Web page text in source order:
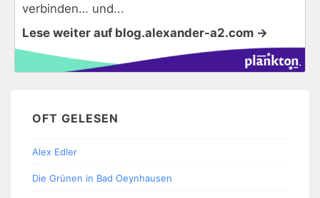
verbinden… und...
Lese weiter auf blog.alexander-a2.com →
OFT GELESEN
Alex Edler
Die Grünen in Bad Oeynhausen